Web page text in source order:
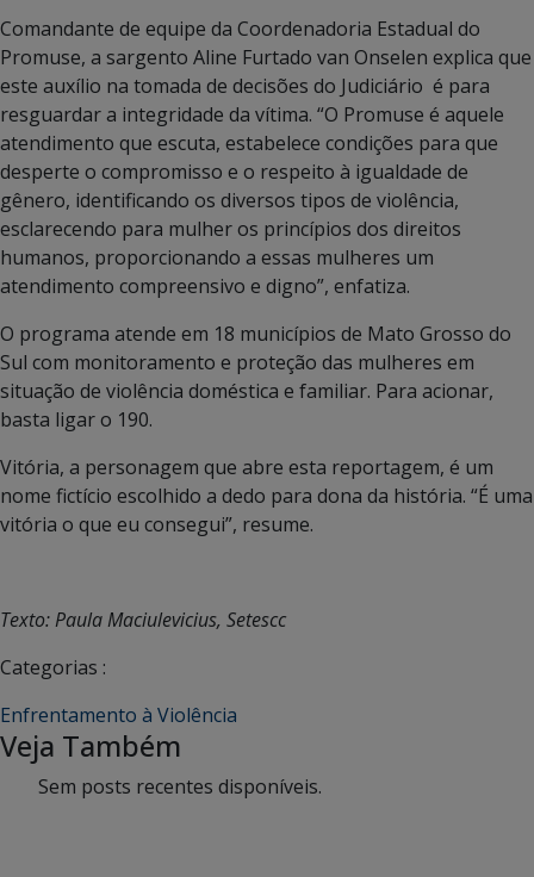
Comandante de equipe da Coordenadoria Estadual do
Promuse, a sargento Aline Furtado van Onselen explica que
este auxílio na tomada de decisões do Judiciário é para
resguardar a integridade da vítima. “O Promuse é aquele
atendimento que escuta, estabelece condições para que
desperte o compromisso e o respeito à igualdade de
gênero, identificando os diversos tipos de violência,
esclarecendo para mulher os princípios dos direitos
humanos, proporcionando a essas mulheres um
atendimento compreensivo e digno”, enfatiza.
O programa atende em 18 municípios de Mato Grosso do
Sul com monitoramento e proteção das mulheres em
situação de violência doméstica e familiar. Para acionar,
basta ligar o 190.
Vitória, a personagem que abre esta reportagem, é um
nome fictício escolhido a dedo para dona da história. “É uma
vitória o que eu consegui”, resume.
Texto: Paula Maciulevicius, Setescc
Categorias :
Enfrentamento à Violência
Veja Também
Sem posts recentes disponíveis.